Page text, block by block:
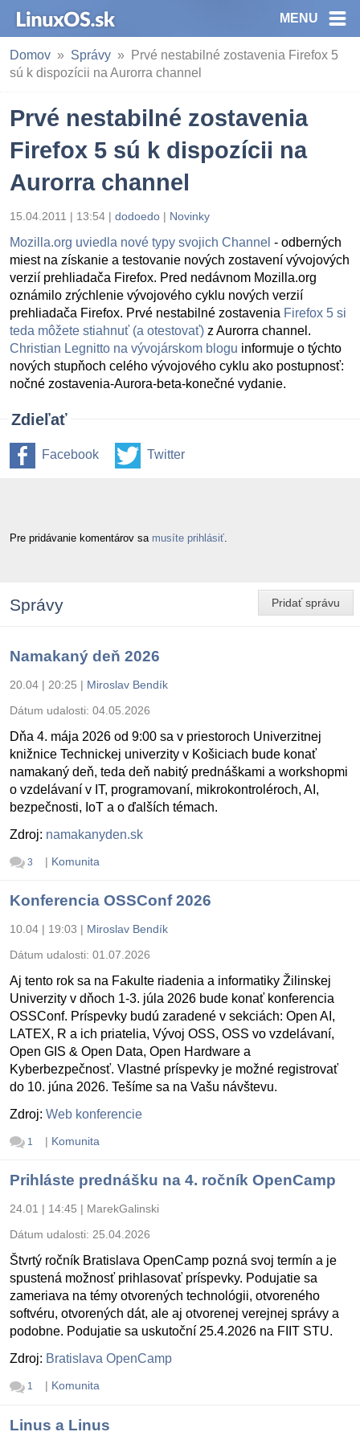
MENU
Domov Správy
Prvé nestabilné zostavenia Firefox 5
sú k dispozícii na Aurorra channel
Prvé nestabilné zostavenia
Firefox 5 sú k dispozícii na
Aurorra channel
15.04.2011 | 13:54 | dodoedo | Novinky
Mozilla.org uviedla nové typy svojich Channel - odberných
miest na získanie a testovanie nových zostavení vývojových
verzií prehliadača Firefox. Pred nedávnom Mozilla.org
oznámilo zrýchlenie vývojového cyklu nových verzií
prehliadača Firefox. Prvé nestabilné zostavenia Firefox 5 si
teda môžete stiahnuť (a otestovať) z Aurorra channel.
Christian Legnitto na vývojárskom blogu informuje o týchto
nových stupňoch celého vývojového cyklu ako postupnosť:
nočné zostavenia-Aurora-beta-konečné vydanie.
Zdieľať
Facebook Twitter
Pre pridávanie komentárov sa musíte prihlásiť
Pridať správu
Správy
Namakaný deň 2026
20.04 | 20:25 | Miroslav Bendík
Dátum udalosti: 04.05.2026
Dňa 4. mája 2026 od 9:00 sa v priestoroch Univerzitnej
knižnice Technickej univerzity v Košiciach bude konať
namakaný deň, teda deň nabitý prednáškami a workshopmi
o vzdelávaní v IT, programovaní, mikrokontroléroch, AI,
bezpečnosti, IoT a o ďalších témach.
Zdroj: namakanyden.sk
3 | Komunita
Konferencia OSSConf 2026
10.04 | 19:03 | Miroslav Bendík
Dátum udalosti: 01.07.2026
Aj tento rok sa na Fakulte riadenia a informatiky Žilinskej
Univerzity v dňoch 1-3. júla 2026 bude konať konferencia
OSSConf. Príspevky budú zaradené v sekciách: Open AI,
LATEX, R a ich priatelia, Vývoj OSS, OSS vo vzdelávaní,
Open GIS & Open Data, Open Hardware a
Kyberbezpečnosť. Vlastné príspevky je možné registrovať
do 10. júna 2026. Tešíme sa na Vašu návštevu.
Zdroj: Web konferencie
1 | Komunita
Prihláste prednášku na 4. ročník OpenCamp
24.01 | 14:45 | MarekGalinski
Dátum udalosti: 25.04.2026
Štvrtý ročník Bratislava OpenCamp pozná svoj termín a je
spustená možnosť prihlasovať príspevky. Podujatie sa
zameriava na témy otvorených technológii, otvoreného
softvéru, otvorených dát, ale aj otvorenej verejnej správy a
podobne. Podujatie sa uskutoční 25.4.2026 na FIIT STU.
Zdroj: Bratislava OpenCamp
1 | Komunita
Linus a Linus